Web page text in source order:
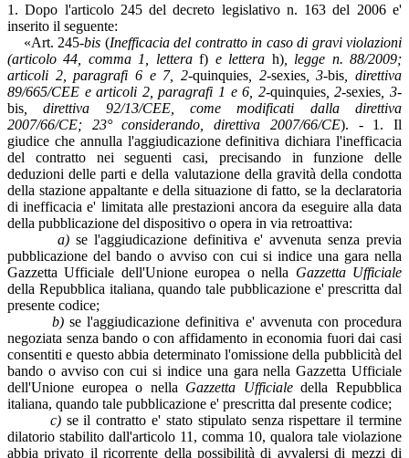
1. Dopo l'articolo 245 del decreto legislativo n. 163 del 2006 e'
inserito il seguente:
«Art. 245-bis (Inefficacia del contratto in caso di gravi violazioni
(articolo 44, comma 1, letteraf) e lettera h), legge n. 88/2009;
articoli 2, paragrafi 6 e 7, 2-quinquies , 2-sexies, 3-bis , direttiva
89/665/CEE e articoli 2, paragrafi 1 e 6, 2-quinquies, 2-sexies , 3-
bis , direttiva 92/13/CEE, come modificati dalla direttiva
2007/66/CE; 23° considerando, direttiva 2007/66/CE). - 1. Il
giudice che annulla l'aggiudicazione definitiva dichiara l'inefficacia
del contratto nei seguenti casi, precisando in funzione delle
deduzioni delle parti e della valutazione della gravità della condotta
della stazione appaltante e della situazione di fatto, se la declaratoria
di inefficacia e' limitata alle prestazioni ancora da eseguire alla data
della pubblicazione del dispositivo o opera in via retroattiva:
a) se l'aggiudicazione definitiva e' avvenuta senza previa
pubblicazione del bando o avviso con cui si indice una gara nella
Gazzetta Ufficiale dell'Unione europea o nella Gazzetta Ufficiale
della Repubblica italiana, quando tale pubblicazione e' prescritta dal
presente codice;
b) se l'aggiudicazione definitiva e' avvenuta con procedura
negoziata senza bando o con affidamento in economia fuori dai casi
consentiti e questo abbia determinato l'omissione della pubblicità del
bando o avviso con cui si indice una gara nella Gazzetta Ufficiale
dell'Unione europea o nella Gazzetta Ufficialedella Repubblica
italiana, quando tale pubblicazione e' prescritta dal presente codice;
c)se il contratto e' stato stipulato senza rispettare il termine
dilatorio stabilito dall'articolo 11, comma 10, qualora tale violazione
abbia privato il ricorrente della possibilità di avvalersi di mezzi di